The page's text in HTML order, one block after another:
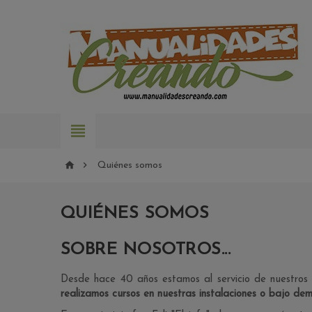

  Quiénes somos
QUIÉNES SOMOS
SOBRE NOSOTROS...
Desde hace 40 años estamos al servicio de
realizamos cursos en nuestras instalaciones o bajo